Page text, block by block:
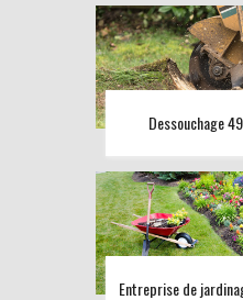
Dessouchage 49
Entreprise de